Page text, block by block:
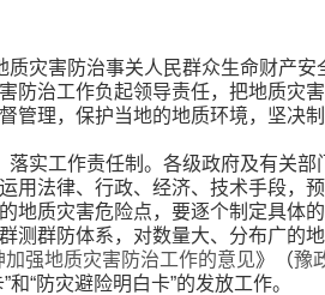
质灾害防治事关人民群众生命财产
防治工作负起领导责任，把地质灾
管理，保护当地的地质环境，坚决
实工作责任制。各级政府及有关
用法律、行政、经济、技术手段，
地质灾害危险点，要逐个制定具体
测群防体系，对数量大、分布广的
强地质灾害防治工作的意见》（豫
“防灾避险明白卡”的发放工作。